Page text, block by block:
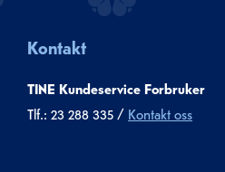
Kontakt
TINE Kundeservice Forbruker
Tlf.: 23 288 335 / Kontakt oss